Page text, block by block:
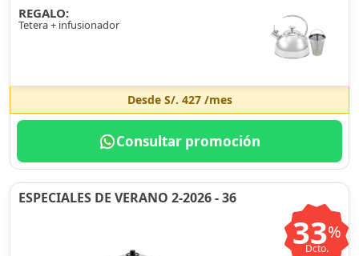
REGALO:
Tetera + infusionador
Desde S/. 427/mes
Consultar promoción
ESPECIALES DE VERANO 2-2026 - 36
33%
Dcto.